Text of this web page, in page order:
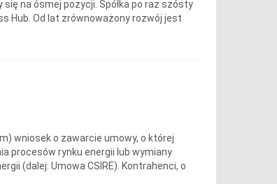
na ósmej pozycji. Spółka po raz szósty
Hub. Od lat zrównoważony rozwój jest
wniosek o zawarcie umowy, o której
procesów rynku energii lub wymiany
(dalej: Umowa CSIRE). Kontrahenci, o